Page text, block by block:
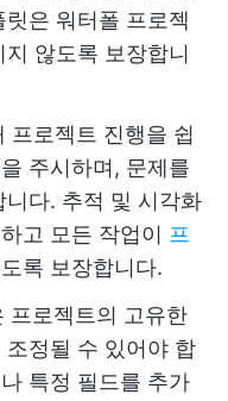
은 워터폴 프로젝
않도록 보장합니
프로젝트 진행을 쉽
주시하며, 문제를
다. 추적 및 시각화
고 모든 작업이 프
록 보장합니다.
프로젝트의 고유한
조정될 수 있어야 합
특정 필드를 추가